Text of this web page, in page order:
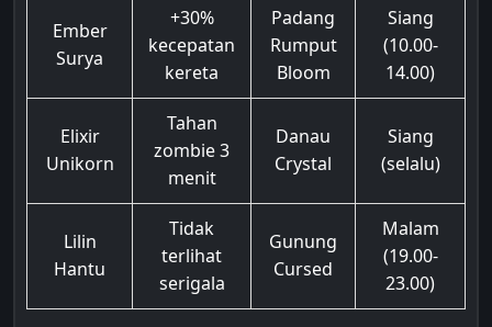
Ember
Surya
+30%
kecepatan
kereta
Padang
Rumput
Bloom
Siang
(10.00-
14.00)
Elixir
Unikorn
Tahan
zombie 3
menit
Danau
Crystal
Siang
(selalu)
Lilin
Hantu
Tidak
terlihat
serigala
Gunung
Cursed
Malam
(19.00-
23.00)